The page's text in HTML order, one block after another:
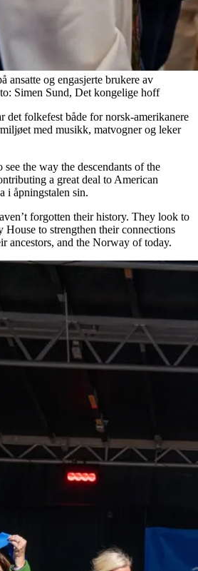
ansatte og engasjerte brukere av
Simen Sund, Det kongelige hoff
det folkefest både for norsk-amerikanere
med musikk, matvogner og leker
the way the descendants of the
a great deal to American
i åpningstalen sin.
forgotten their history. They look to
to strengthen their connections
ancestors, and the Norway of today.